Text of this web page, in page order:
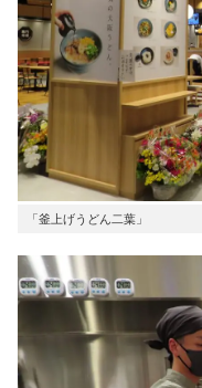
「釜上げうどん二葉」